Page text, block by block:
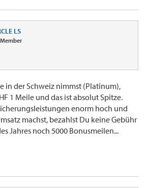
LS
in der Schweiz nimmst (Platinum),
1 Meile und das ist absolut Spitze.
enorm hoch und
machst, bezahlst Du keine Gebühr
Jahres noch 5000 Bonusmeilen...